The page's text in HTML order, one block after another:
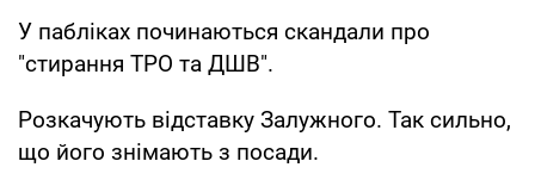
У пабліках починаються скандали про
"стирання ТРО та ДШВ".
Розкачують відставку Залужного. Так сильно,
що його знімають з посади.